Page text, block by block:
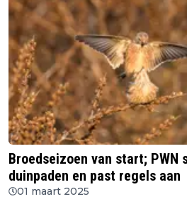
Broedseizoen van start; PWN
duinpaden en past regels aan
01 maart 2025